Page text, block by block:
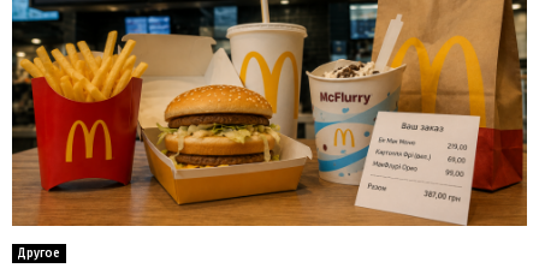
Другое